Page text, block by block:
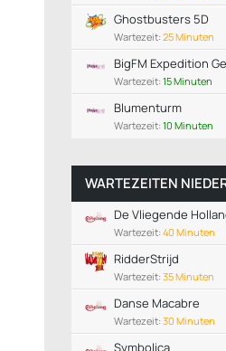
Ghostbusters 5D
Wartezeit: 25 Minuten
BigFM Expedition
Wartezeit: 15 Minuten
Blumenturm
Wartezeit: 10 Minuten
WARTEZEITEN
De Vliegende
Wartezeit: 40 Minuten
RidderStrijd
Wartezeit: 35 Minuten
Danse Macabre
Wartezeit: 30 Minuten
Symbolica